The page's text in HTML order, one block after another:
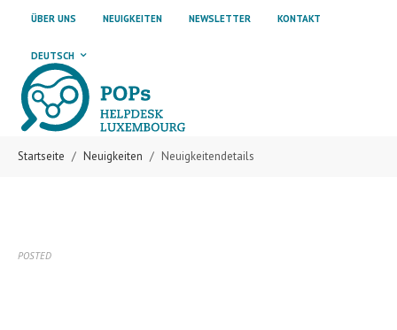
ÜBER UNS NEUIGKEITEN NEWSLETTER KONTAKT
DEUTSCH
Startseite Neuigkeiten Neuigkeitendetails
POSTED